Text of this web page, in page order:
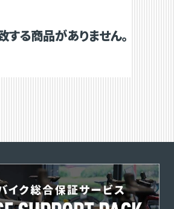
する商品がありません。